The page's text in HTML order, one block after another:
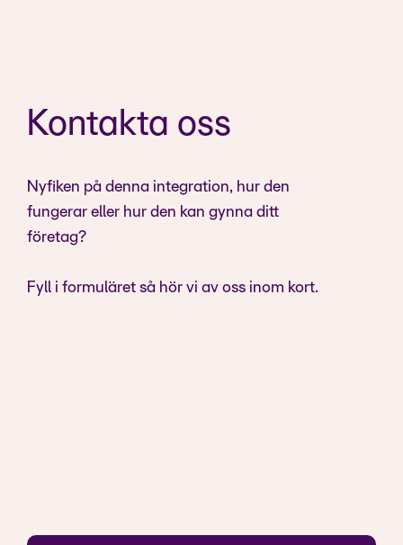
Kontakta oss
Nyfiken på denna integration, hur den
fungerar eller hur den kan gynna ditt
företag?
Fyll i formuläret så hör vi av oss inom kort.